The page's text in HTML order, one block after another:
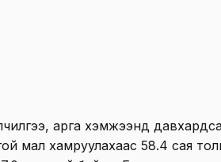
арга хэмжээнд
мал хамруулахаас 58.4 сая